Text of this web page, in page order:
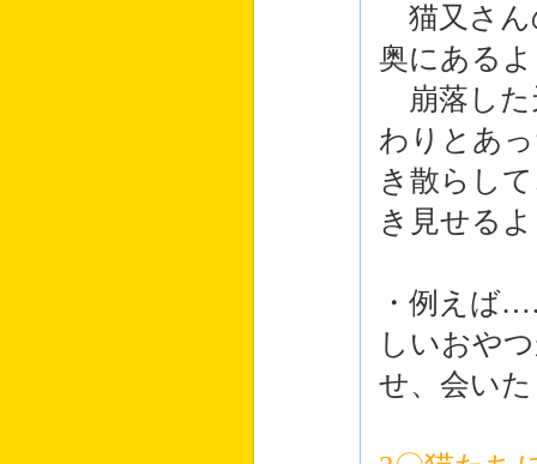
猫又さん
奥にある
崩落した
わりとあ
き散らし
き見せる
・例えば
しいおや
せ、会い